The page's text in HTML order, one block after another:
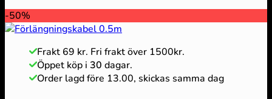
-50%
Frakt 69 kr. Fri frakt över 1500kr.
Öppet köp i 30 dagar.
Order lagd före 13.00, skickas samma dag